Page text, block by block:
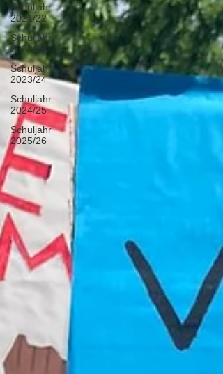
Schuljahr
2021/22
Schuljahr
2022/23
Schuljahr
2023/24
Schuljahr
2024/25
Schuljahr
2025/26